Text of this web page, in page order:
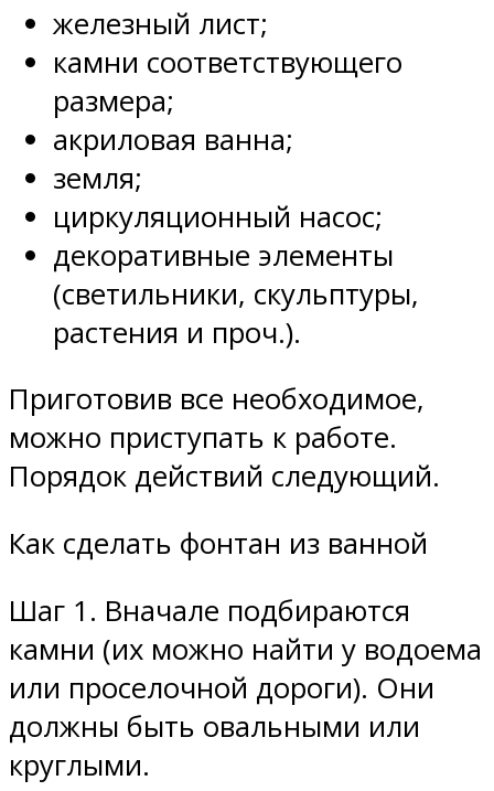
железный лист;
камни соответствующего
размера;
акриловая ванна;
земля;
циркуляционный насос;
декоративные элементы
(светильники, скульптуры,
растения и проч.).
Приготовив все необходимое,
можно приступать к работе.
Порядок действий следующий.
Как сделать фонтан из ванной
Шаг 1. Вначале подбираются
камни (их можно найти у водоема
или проселочной дороги). Они
должны быть овальными или
круглыми.